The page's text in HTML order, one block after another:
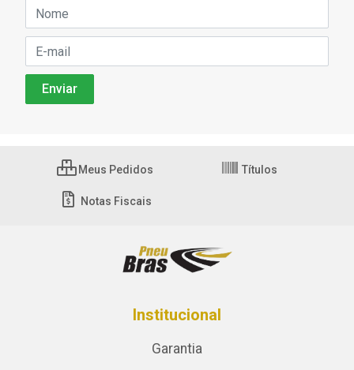
Meus Pedidos Títulos
Notas Fiscais
Institucional
Garantia